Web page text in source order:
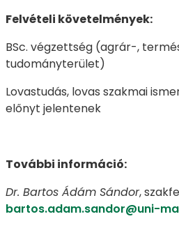
Felvételi követelmények:
BSc. végzettség (agrár-,
tudományterület)
Lovastudás, lovas szakmai
előnyt jelentenek
További információ:
Dr. Bartos Ádám Sándor,
bartos.adam.sandor@uni-